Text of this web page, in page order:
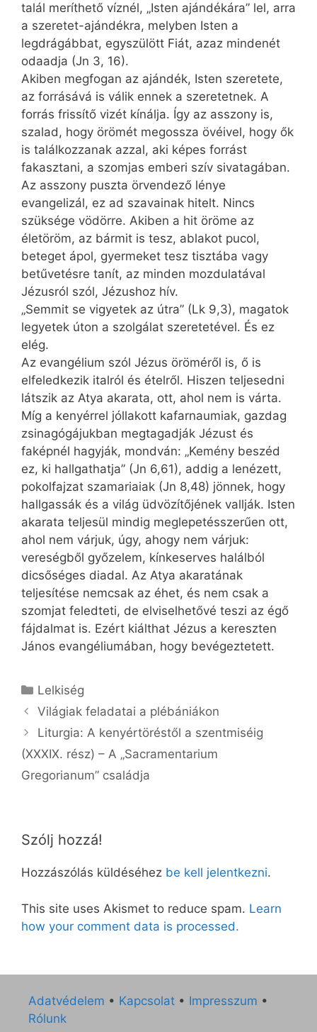
talál meríthető víznél, „Isten ajándékára” lel, arra
a szeretet-ajándékra, melyben Isten a
legdrágábbat, egyszülött Fiát, azaz mindenét
odaadja (Jn 3, 16).
Akiben megfogan az ajándék, Isten szeretete,
az forrásává is válik ennek a szeretetnek. A
forrás frissítő vizét kínálja. Így az asszony is,
szalad, hogy örömét megossza övéivel, hogy ők
is találkozzanak azzal, aki képes forrást
fakasztani, a szomjas emberi szív sivatagában.
Az asszony puszta örvendező lénye
evangelizál, ez ad szavainak hitelt. Nincs
szüksége vödörre. Akiben a hit öröme az
életöröm, az bármit is tesz, ablakot pucol,
beteget ápol, gyermeket tesz tisztába vagy
betűvetésre tanít, az minden mozdulatával
Jézusról szól, Jézushoz hív.
„Semmit se vigyetek az útra” (Lk 9,3), magatok
legyetek úton a szolgálat szeretetével. És ez
elég.
Az evangélium szól Jézus öröméről is, ő is
elfeledkezik italról és ételről. Hiszen teljesedni
látszik az Atya akarata, ott, ahol nem is várta.
Míg a kenyérrel jóllakott kafarnaumiak, gazdag
zsinagógájukban megtagadják Jézust és
faképnél hagyják, mondván: „Kemény beszéd
ez, ki hallgathatja” (Jn 6,61), addig a lenézett,
pokolfajzat szamariaiak (Jn 8,48) jönnek, hogy
hallgassák és a világ üdvözítőjének vallják. Isten
akarata teljesül mindig meglepetésszerűen ott,
ahol nem várjuk, úgy, ahogy nem várjuk:
vereségből győzelem, kínkeserves halálból
dicsőséges diadal. Az Atya akaratának
teljesítése nemcsak az éhet, és nem csak a
szomjat feledteti, de elviselhetővé teszi az égő
fájdalmat is. Ezért kiálthat Jézus a kereszten
János evangéliumában, hogy bevégeztetett.
Kategória
Lelkiség
Világiak feladatai a plébániákon
Liturgia: A kenyértöréstől a szentmiséig
(XXXIX. rész) – A „Sacramentarium
Gregorianum” családja
Szólj hozzá!
Hozzászólás küldéséhez be kell jelentkezni.
This site uses Akismet to reduce spam. Learn
how your comment data is processed.
Adatvédelem • Kapcsolat • Impresszum •
Rólunk